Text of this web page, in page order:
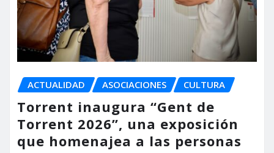
ACTUALIDAD ASOCIACIONES CULTURA
Torrent inaugura “Gent de
Torrent 2026”, una exposición
que homenajea a las personas